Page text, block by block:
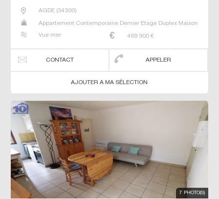
AGDE(34300)
Appartement Contemporaine Dernier Etage Duplex Maison
Vue mer
469 900 €
CONTACT APPELER
AJOUTER A MA SÉLECTION
7 PHOTO(S)